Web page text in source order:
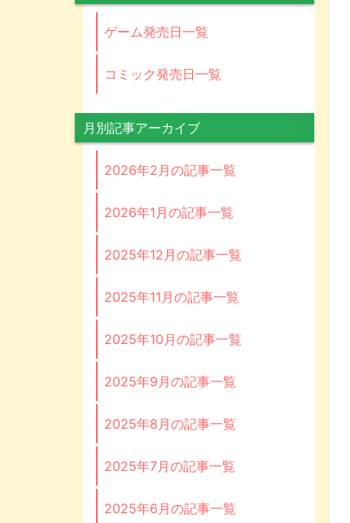
ゲーム発売日一覧
コミック発売日一覧
月別記事アーカイブ
2026年2月の記事一覧
2026年1月の記事一覧
2025年12月の記事一覧
2025年11月の記事一覧
2025年10月の記事一覧
2025年9月の記事一覧
2025年8月の記事一覧
2025年7月の記事一覧
2025年6月の記事一覧